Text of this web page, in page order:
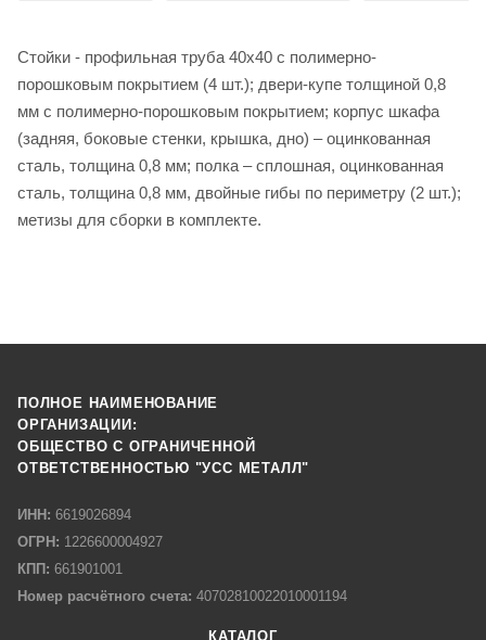
Стойки - профильная труба 40х40 с полимерно-
порошковым покрытием (4 шт.); двери-купе толщиной 0,8
мм с полимерно-порошковым покрытием; корпус шкафа
(задняя, боковые стенки, крышка, дно) – оцинкованная
сталь, толщина 0,8 мм; полка – сплошная, оцинкованная
сталь, толщина 0,8 мм, двойные гибы по периметру (2 шт.);
метизы для сборки в комплекте.
ПОЛНОЕ НАИМЕНОВАНИЕ
ОРГАНИЗАЦИИ:
ОБЩЕСТВО С ОГРАНИЧЕННОЙ
ОТВЕТСТВЕННОСТЬЮ "УСС МЕТАЛЛ"
ИНН: 6619026894
ОГРН: 1226600004927
КПП: 661901001
Номер расчётного счета: 40702810022010001194
КАТАЛОГ